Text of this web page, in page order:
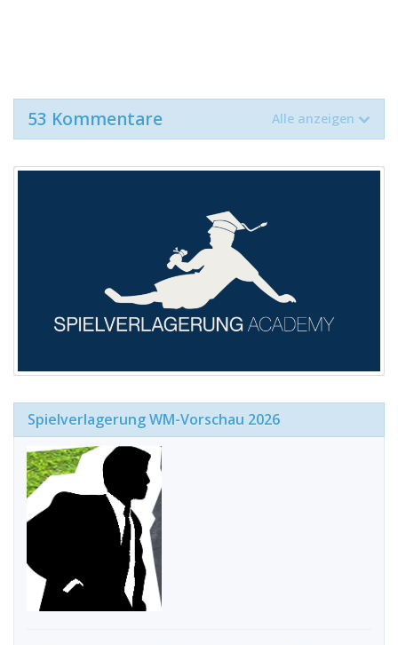
53 Kommentare Alle anzeigen
Spielverlagerung WM-Vorschau 2026